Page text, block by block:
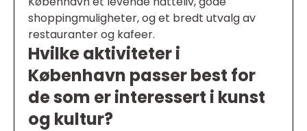
shoppingmuligheter, og et bredt utvalg av
restauranter og kafeer.
Hvilke aktiviteter i
København passer best for
de som er interessert i kunst
og kultur?